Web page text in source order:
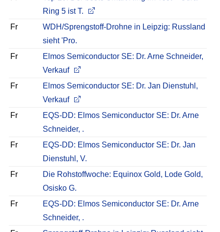
Ring 5 ist T.
Fr
WDH/Sprengstoff-Drohne in Leipzig: Russland
sieht 'Pro.
Fr
Elmos Semiconductor SE: Dr. Arne Schneider,
Verkauf
Fr
Elmos Semiconductor SE: Dr. Jan Dienstuhl,
Verkauf
Fr
EQS-DD: Elmos Semiconductor SE: Dr. Arne
Schneider, .
Fr
EQS-DD: Elmos Semiconductor SE: Dr. Jan
Dienstuhl, V.
Fr
Die Rohstoffwoche: Equinox Gold, Lode Gold,
Osisko G.
Fr
EQS-DD: Elmos Semiconductor SE: Dr. Arne
Schneider, .